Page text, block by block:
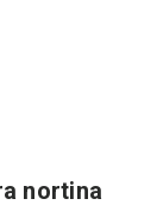
nortina